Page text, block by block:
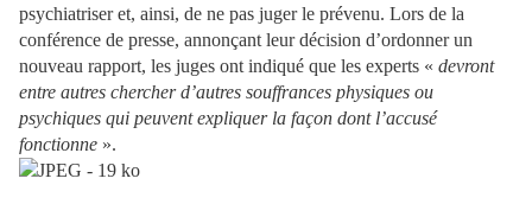
psychiatriser et, ainsi, de ne pas juger le prévenu. Lors de la
conférence de presse, annonçant leur décision d’ordonner un
nouveau rapport, les juges ont indiqué que les experts « devront
entre autres chercher d’autres souffrances physiques ou
psychiques qui peuvent expliquer la façon dont l’accusé
fonctionne ».